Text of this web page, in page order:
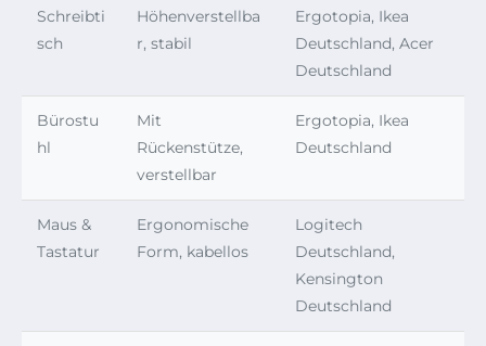
Schreibti
sch
Höhenverstellba
r, stabil
Ergotopia, Ikea
Deutschland, Acer
Deutschland
Bürostu
hl
Mit
Rückenstütze,
verstellbar
Ergotopia, Ikea
Deutschland
Maus &
Tastatur
Ergonomische
Form, kabellos
Logitech
Deutschland,
Kensington
Deutschland